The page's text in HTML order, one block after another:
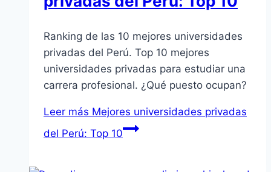
Ranking de las 10 mejores universidades
privadas del Perú. Top 10 mejores
universidades privadas para estudiar una
carrera profesional. ¿Qué puesto ocupan?
Leer más Mejores universidades privadas
del Perú: Top 10